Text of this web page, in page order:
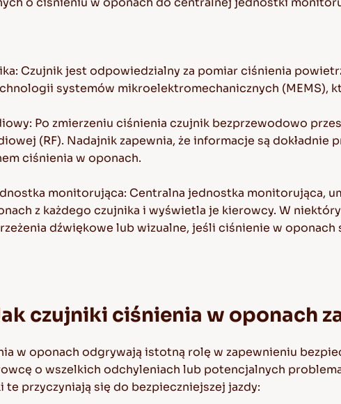
Czujnik jest odpowiedzialny za pomiar ciśnienia
systemów mikroelektromechanicznych (MEMS),
Po zmierzeniu ciśnienia czujnik bezprzewodowo
(RF). Nadajnik zapewnia, że informacje są dokładnie
ciśnienia w oponach.
monitorująca: Centralna jednostka monitorująca,
z każdego czujnika i wyświetla je kierowcy. W
dźwiękowe lub wizualne, jeśli ciśnienie w oponach
czujniki ciśnienia w oponach
w oponach odgrywają istotną rolę w zapewnieniu
o wszelkich odchyleniach lub potencjalnych
te przyczyniają się do bezpieczniejszej jazdy: